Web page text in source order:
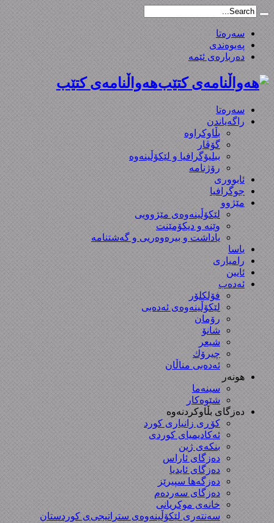
سەرەتا
پەیوەندی
دەربارەی ئێمە
هەواڵنامەی کتێب
سەرەتا
راگەیاندن
بڵاوکراوە
گۆڤار
ببلیۆگرافیا و لێکۆڵینەوە
رۆژنامە
ئابووری
جوگرافیا
مێژوو
لێکۆڵینەوەی مێژوویی
وێنە و دیکۆمێنت
یاداشت و بیره‌وه‌ریی و گەشتنامە
یاسا
رامیاری
ئایین
ئەدەب
فۆلکلۆر
لێکۆڵینەوەی ئەدەبی
رۆمان
شانۆ
شیعر
چیرۆك
ئەدەبی مناڵان
هونەر
سینەما
شێوەکار
دەزگای بڵاوکردنەوە
کۆڕی زانیاری کورد
ئەکادیمیای کوردی
بنکەی ژین
دەزگای ئاراس
دەزگای ئایدیا
دەزگەها سپیرێز
دەزگای سەردەم
خانەی موکریانی
سەنتەری لێكۆڵینەوەی ستراتیجی‌ی كوردستان